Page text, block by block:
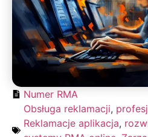
Numer RMA
Obsługa reklamacji,
Reklamacje aplikacja,